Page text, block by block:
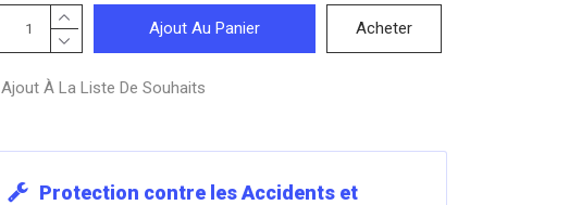
Ajout Au Panier Acheter
Ajout À La Liste De Souhaits
Protection contre les Accidents et